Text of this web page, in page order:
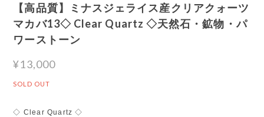
【高品質】ミナスジェライス産クリアクォーツ
マカバ13◇ Clear Quartz ◇天然石・鉱物・パ
ワーストーン
¥13,000
SOLD OUT
◇ Clear Quartz ◇